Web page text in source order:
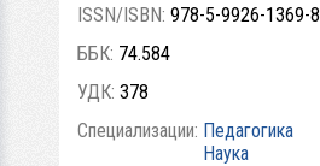
ISSN/ISBN: 978-5-9926-1369-8
ББК: 74.584
УДК: 378
Специализации: Педагогика
Наука